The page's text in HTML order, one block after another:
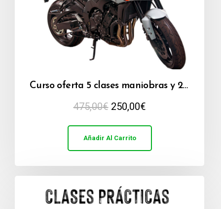
Curso oferta 5 clases maniobras y 2 clases circulación
475,00€ 250,00€
Añadir Al Carrito